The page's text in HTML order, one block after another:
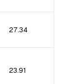
27.34
23.91